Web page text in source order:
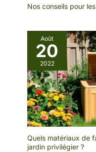
Nos conseils pour
Août
20
2022
Quels matériaux de
jardin privilégier ?